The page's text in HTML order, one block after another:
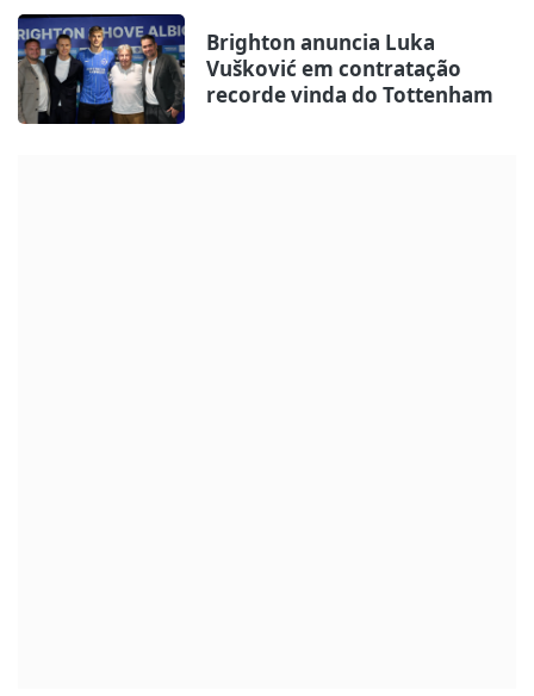
Brighton anuncia Luka
Vušković em contratação
recorde vinda do Tottenham